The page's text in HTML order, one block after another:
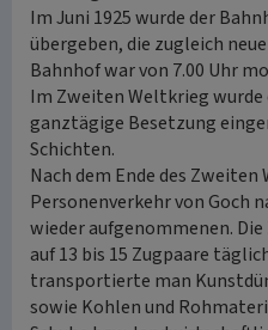
Im Juni 1925 wurde der
übergeben, die zugleich
Bahnhof war von 7.00 Uhr
Im Zweiten Weltkrieg wurde
ganztägige Besetzung
Schichten.
Nach dem Ende des
Personenverkehr von Goch
wieder aufgenommenen.
auf 13 bis 15 Zugpaare
transportierte man
sowie Kohlen und